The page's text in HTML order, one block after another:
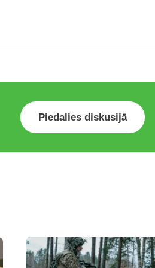
Piedalies diskusijā